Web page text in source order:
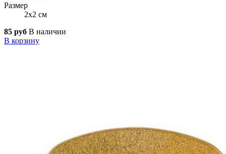
Размер
2x2 см
85 руб В наличии
В корзину